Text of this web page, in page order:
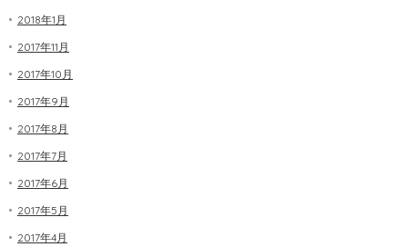
2018年1月
2017年11月
2017年10月
2017年9月
2017年8月
2017年7月
2017年6月
2017年5月
2017年4月